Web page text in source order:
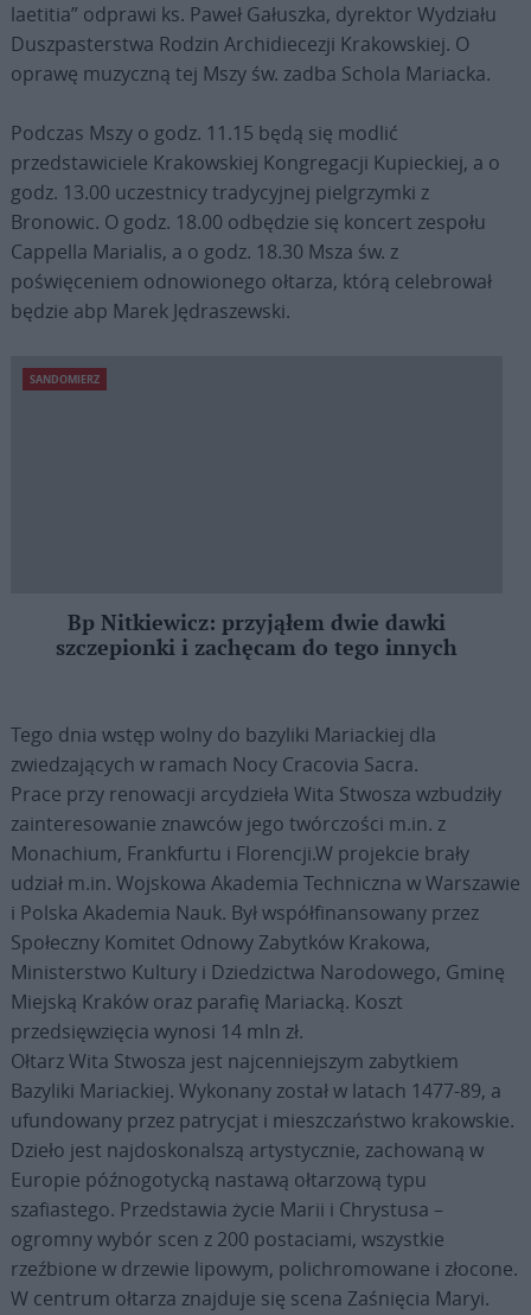
laetitia” odprawi ks. Paweł Gałuszka, dyrektor Wydziału
Duszpasterstwa Rodzin Archidiecezji Krakowskiej. O
oprawę muzyczną tej Mszy św. zadba Schola Mariacka.
Podczas Mszy o godz. 11.15 będą się modlić
przedstawiciele Krakowskiej Kongregacji Kupieckiej, a o
godz. 13.00 uczestnicy tradycyjnej pielgrzymki z
Bronowic. O godz. 18.00 odbędzie się koncert zespołu
Cappella Marialis, a o godz. 18.30 Msza św. z
poświęceniem odnowionego ołtarza, którą celebrował
będzie abp Marek Jędraszewski.
SANDOMIERZ
Bp Nitkiewicz: przyjąłem dwie dawki
szczepionki i zachęcam do tego innych
Tego dnia wstęp wolny do bazyliki Mariackiej dla
zwiedzających w ramach Nocy Cracovia Sacra.
Prace przy renowacji arcydzieła Wita Stwosza wzbudziły
zainteresowanie znawców jego twórczości m.in. z
Monachium, Frankfurtu i Florencji.W projekcie brały
udział m.in. Wojskowa Akademia Techniczna w Warszawie
i Polska Akademia Nauk. Był współfinansowany przez
Społeczny Komitet Odnowy Zabytków Krakowa,
Ministerstwo Kultury i Dziedzictwa Narodowego, Gminę
Miejską Kraków oraz parafię Mariacką. Koszt
przedsięwzięcia wynosi 14 mln zł.
Ołtarz Wita Stwosza jest najcenniejszym zabytkiem
Bazyliki Mariackiej. Wykonany został w latach 1477-89, a
ufundowany przez patrycjat i mieszczaństwo krakowskie.
Dzieło jest najdoskonalszą artystycznie, zachowaną w
Europie późnogotycką nastawą ołtarzową typu
szafiastego. Przedstawia życie Marii i Chrystusa –
ogromny wybór scen z 200 postaciami, wszystkie
rzeźbione w drzewie lipowym, polichromowane i złocone.
W centrum ołtarza znajduje się scena Zaśnięcia Maryi.